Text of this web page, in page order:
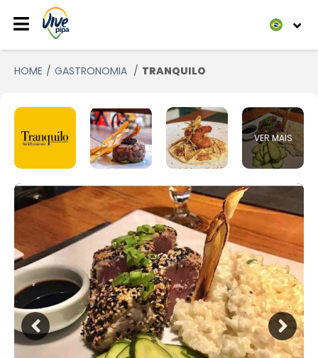
HOME GASTRONOMIA TRANQUILO
VER MAIS